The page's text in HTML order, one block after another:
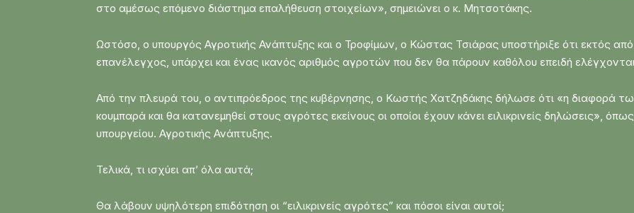
στο αμέσως επόμενο διάστημα επαλήθευση στοιχείων», σημειώνει ο κ. Μητσοτάκης.
Ωστόσο, ο υπουργός Αγροτικής Ανάπτυξης και ο Τροφίμων, ο Κώστας Τσιάρας υποστήριξε ότι εκτός
επανέλεγχος, υπάρχει και ένας ικανός αριθμός αγροτών που δεν θα πάρουν καθόλου επειδή
Από την πλευρά του, ο αντιπρόεδρος της κυβέρνησης, ο Κωστής Χατζηδάκης δήλωσε ότι «η διαφορά
κουμπαρά και θα κατανεμηθεί στους αγρότες εκείνους οι οποίοι έχουν κάνει ειλικρινείς δηλώσεις»,
υπουργείου. Αγροτικής Ανάπτυξης.
Τελικά, τι ισχύει απ’ όλα αυτά;
Θα λάβουν υψηλότερη επιδότηση οι “ειλικρινείς αγρότες” και πόσοι είναι αυτοί;